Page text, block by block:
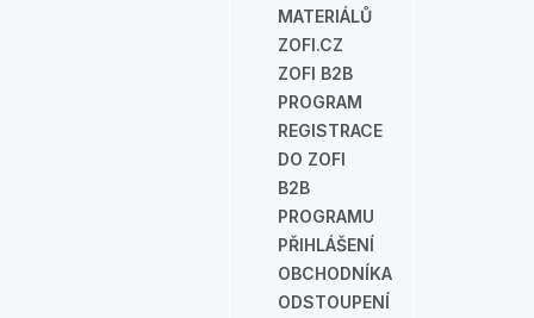
MATERIÁLŮ
ZOFI.CZ
ZOFI B2B
PROGRAM
REGISTRACE
DO ZOFI
B2B
PROGRAMU
PŘIHLÁŠENÍ
OBCHODNÍKA
ODSTOUPENÍ